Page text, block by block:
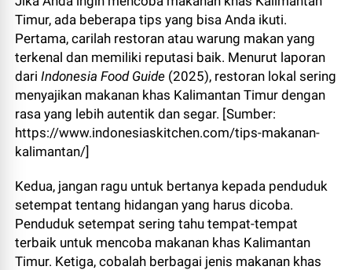
Timur, ada beberapa tips yang bisa Anda ikuti.
Pertama, carilah restoran atau warung makan yang
terkenal dan memiliki reputasi baik. Menurut laporan
dariIndonesia Food Guide (2025), restoran lokal sering
menyajikan makanan khas Kalimantan Timur dengan
rasa yang lebih autentik dan segar. [Sumber:
https://www.indonesiaskitchen.com/tips-makanan-
kalimantan/]
Kedua, jangan ragu untuk bertanya kepada penduduk
setempat tentang hidangan yang harus dicoba.
Penduduk setempat sering tahu tempat-tempat
terbaik untuk mencoba makanan khas Kalimantan
Timur. Ketiga, cobalah berbagai jenis makanan khas